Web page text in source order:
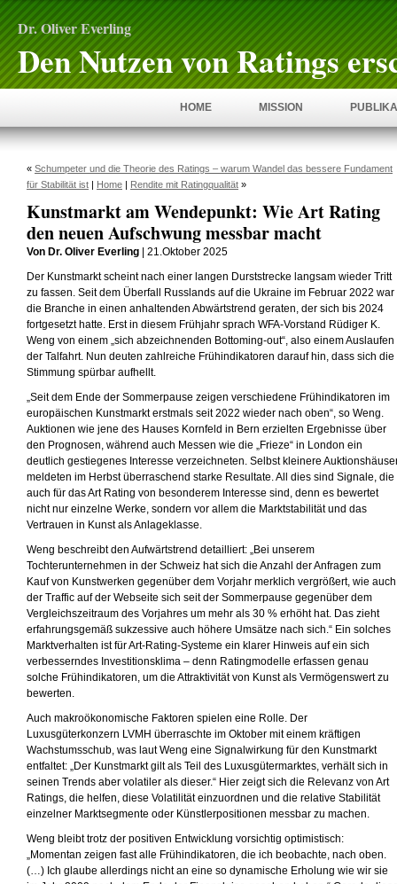
Dr. Oliver Everling
Den Nutzen von Ratings
HOME MISSION
« Schumpeter und die Theorie des Ratings – warum Wandel das bessere Fundament
für Stabilität ist | Home | Rendite mit Ratingqualität »
Kunstmarkt am Wendepunkt: Wie Art Rating
den neuen Aufschwung messbar macht
Von Dr. Oliver Everling | 21.Oktober 2025
Der Kunstmarkt scheint nach einer langen Durststrecke langsam wieder Tritt
zu fassen. Seit dem Überfall Russlands auf die Ukraine im Februar 2022 war
die Branche in einen anhaltenden Abwärtstrend geraten, der sich bis 2024
fortgesetzt hatte. Erst in diesem Frühjahr sprach WFA-Vorstand Rüdiger K.
Weng von einem „sich abzeichnenden Bottoming-out“, also einem Auslaufen
der Talfahrt. Nun deuten zahlreiche Frühindikatoren darauf hin, dass sich die
Stimmung spürbar aufhellt.
„Seit dem Ende der Sommerpause zeigen verschiedene Frühindikatoren im
europäischen Kunstmarkt erstmals seit 2022 wieder nach oben“, so Weng.
Auktionen wie jene des Hauses Kornfeld in Bern erzielten Ergebnisse über
den Prognosen, während auch Messen wie die „Frieze“ in London ein
deutlich gestiegenes Interesse verzeichneten. Selbst kleinere
meldeten im Herbst überraschend starke Resultate. All dies sind Signale, die
auch für das Art Rating von besonderem Interesse sind, denn es bewertet
nicht nur einzelne Werke, sondern vor allem die Marktstabilität und das
Vertrauen in Kunst als Anlageklasse.
Weng beschreibt den Aufwärtstrend detailliert: „Bei unserem
Tochterunternehmen in der Schweiz hat sich die Anzahl der Anfragen zum
Kauf von Kunstwerken gegenüber dem Vorjahr merklich vergrößert, wie auch
der Traffic auf der Webseite sich seit der Sommerpause gegenüber dem
Vergleichszeitraum des Vorjahres um mehr als 30 % erhöht hat. Das zieht
erfahrungsgemäß sukzessive auch höhere Umsätze nach sich.“ Ein solches
Marktverhalten ist für Art-Rating-Systeme ein klarer Hinweis auf ein sich
verbesserndes Investitionsklima – denn Ratingmodelle erfassen genau
solche Frühindikatoren, um die Attraktivität von Kunst als Vermögenswert zu
bewerten.
Auch makroökonomische Faktoren spielen eine Rolle. Der
Luxusgüterkonzern LVMH überraschte im Oktober mit einem kräftigen
Wachstumsschub, was laut Weng eine Signalwirkung für den Kunstmarkt
entfaltet: „Der Kunstmarkt gilt als Teil des Luxusgütermarktes, verhält sich in
seinen Trends aber volatiler als dieser.“ Hier zeigt sich die Relevanz von Art
Ratings, die helfen, diese Volatilität einzuordnen und die relative Stabilität
einzelner Marktsegmente oder Künstlerpositionen messbar zu machen.
Weng bleibt trotz der positiven Entwicklung vorsichtig optimistisch:
„Momentan zeigen fast alle Frühindikatoren, die ich beobachte, nach oben.
(…) Ich glaube allerdings nicht an eine so dynamische Erholung wie wir sie